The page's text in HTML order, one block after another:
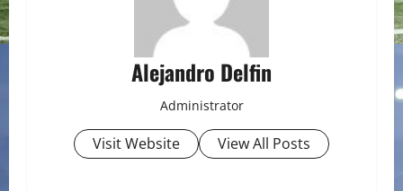
Alejandro Delfin
Administrator
Visit Website View All Posts